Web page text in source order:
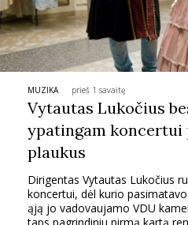
MUZIKA prieš 1 savaitę
Vytautas Lukočius
ypatingam koncertui
plaukus
Dirigentas Vytautas Lukočius
koncertui, dėl kurio
ąją jo vadovaujamo VDU